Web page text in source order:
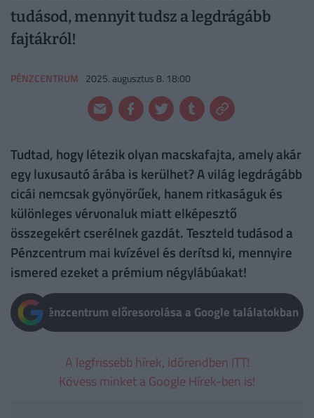
tudásod, mennyit tudsz a legdrágább
fajtákról!
PÉNZCENTRUM 2025. augusztus 8. 18:00
Tudtad, hogy létezik olyan macskafajta, amely akár
egy luxusautó árába is kerülhet? A világ legdrágább
cicái nemcsak gyönyörűek, hanem ritkaságuk és
különleges vérvonaluk miatt elképesztő
összegekért cserélnek gazdát. Teszteld tudásod a
Pénzcentrum mai kvízével és derítsd ki, mennyire
ismered ezeket a prémium négylábúakat!
Pénzcentrum előresorolása a Google találatokban
A legfrissebb hírek, időrendben ITT!
Kövess minket a Google Hírek-ben is!